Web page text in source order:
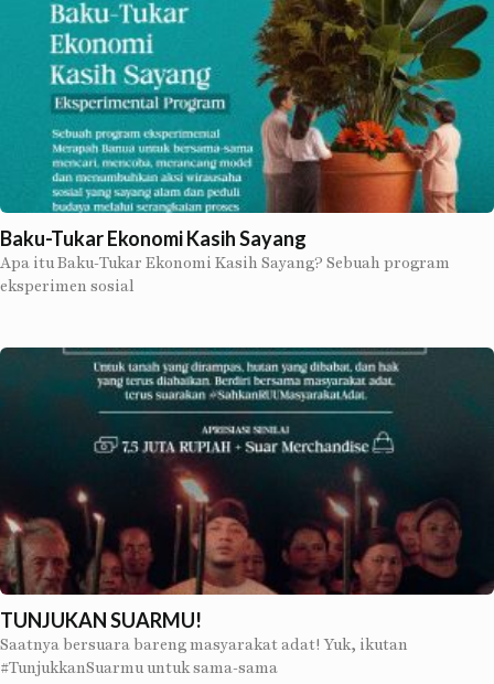
Baku-Tukar Ekonomi Kasih Sayang
Apa itu Baku-Tukar Ekonomi Kasih Sayang? Sebuah program
eksperimen sosial
TUNJUKAN SUARMU!
Saatnya bersuara bareng masyarakat adat! Yuk, ikutan
#TunjukkanSuarmu untuk sama-sama